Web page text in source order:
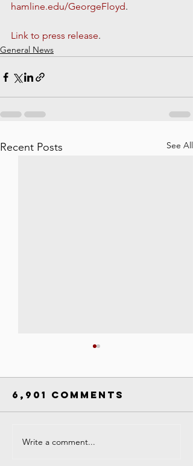
hamline.edu/GeorgeFloyd.
Link to press release.
General News
Recent Posts See All
Campus
6,901 Comments
Write a comment...